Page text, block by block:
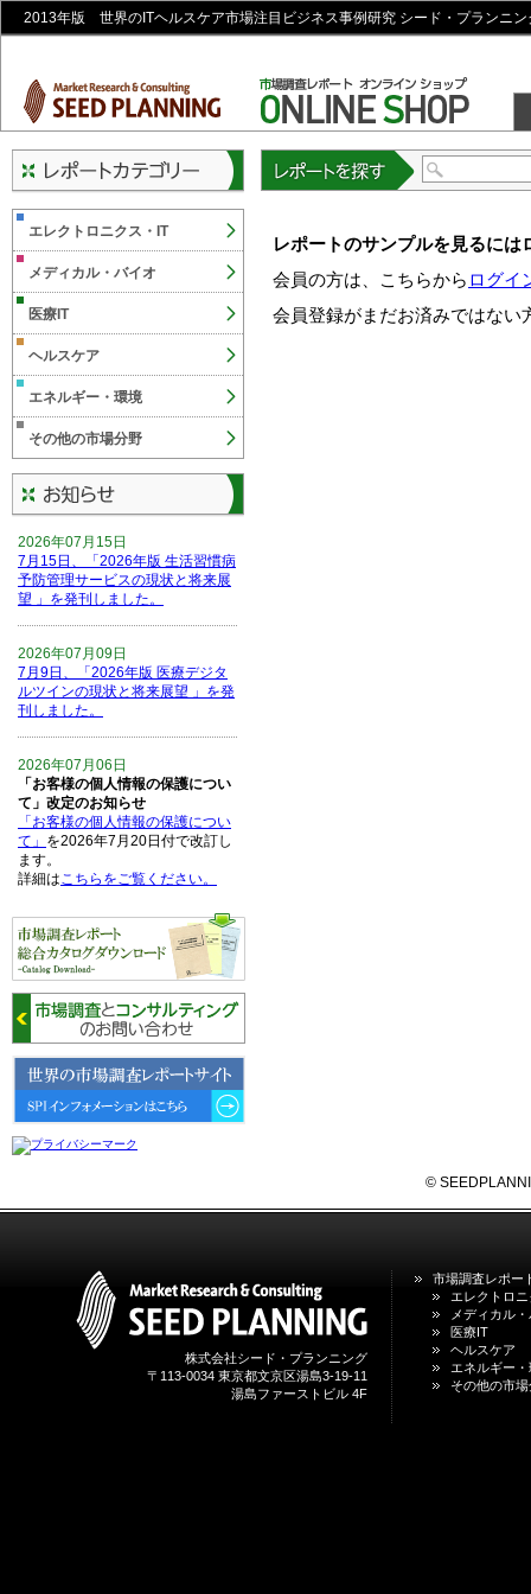
2013年版 世界のITヘルスケア市場注目ビジネス事例研究 シード・プランニン
レポートのサンプルを見るには
会員の方は、こちらから ログイ
会員登録がまだお済みではない
エレクトロニクス・IT
メディカル・バイオ
医療IT
ヘルスケア
エネルギー・環境
その他の市場分野
2026年07月15日
7月15日、「2026年版 生活習慣病
予防管理サービスの現状と将来展
望 」を発刊しました。
2026年07月09日
7月9日、「2026年版 医療デジタ
ルツインの現状と将来展望 」を発
刊しました。
2026年07月06日
「お客様の個人情報の保護につい
て」改定のお知らせ
「お客様の個人情報の保護につい
て」 を2026年7月20日付で改訂し
ます。
詳細はこちらをご覧ください。
2026年06月15日
6月15日、「中国の医療保険医薬
品リスト 」を発刊しました。
2026年06月01日
6月1日、「2026-27年版 5G SA、
6GにおけるIoT／サービス市場の
動向 」を発刊しました。
2026年04月30日
4月30日、「2026年版 オンライン
1月31日、「DXが加速するMCI・
認知症ケア支援サービスの現状と
今後の方向性 」を発刊しました。
1月13日、「営業支援DXにおける
名刺管理サービスの最新動向2026
©
株式会社シード・プランニング
〒113-0034 東京都文京区湯島3-19-11
湯島ファーストビル 4F
市場調査レポー
エレクトロ
メディカル
医療IT
ヘルスケア
エネルギー
その他の市